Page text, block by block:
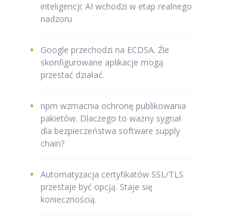
inteligencji: AI wchodzi w etap realnego
nadzoru
Google przechodzi na ECDSA. Źle
skonfigurowane aplikacje mogą
przestać działać.
npm wzmacnia ochronę publikowania
pakietów. Dlaczego to ważny sygnał
dla bezpieczeństwa software supply
chain?
Automatyzacja certyfikatów SSL/TLS
przestaje być opcją. Staje się
koniecznością.